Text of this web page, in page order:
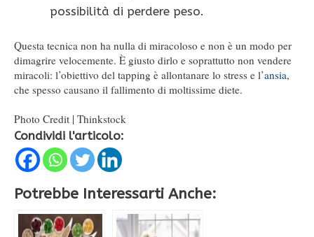
possibilità di perdere peso.
Questa tecnica non ha nulla di miracoloso e non è un modo per
dimagrire velocemente. È giusto dirlo e soprattutto non vendere
miracoli: l’obiettivo del tapping è allontanare lo stress e l’ansia,
che spesso causano il fallimento di moltissime diete.
Photo Credit | Thinkstock
Condividi l'articolo:
Potrebbe Interessarti Anche: